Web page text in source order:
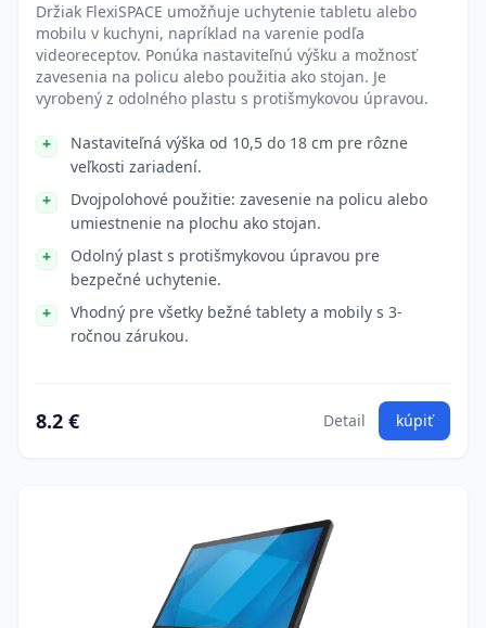
Držiak FlexiSPACE umožňuje uchytenie tabletu alebo
mobilu v kuchyni, napríklad na varenie podľa
videoreceptov. Ponúka nastaviteľnú výšku a možnosť
zavesenia na policu alebo použitia ako stojan. Je
vyrobený z odolného plastu s protišmykovou úpravou.
Nastaviteľná výška od 10,5 do 18 cm pre rôzne
veľkosti zariadení.
Dvojpolohové použitie: zavesenie na policu alebo
umiestnenie na plochu ako stojan.
Odolný plast s protišmykovou úpravou pre
bezpečné uchytenie.
Vhodný pre všetky bežné tablety a mobily s 3-
ročnou zárukou.
8.2 € Detail kúpiť